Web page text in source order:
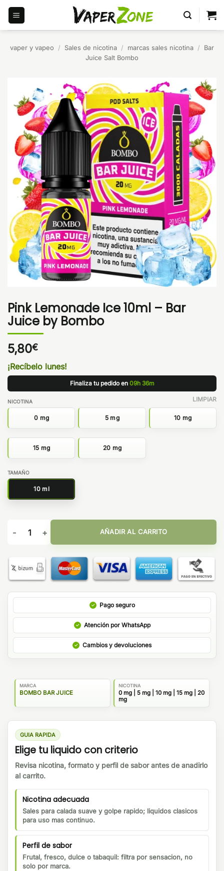
Saltar
contenido
vaper y vapeo / Sales de nicotina / marcas sales nicotina /
Bar
Juice Salt Bombo
Pink Lemonade Ice 10ml – Bar
Juice by Bombo
5,80€
¡Recíbelo lunes!
Finaliza tu pedido en 09h 36m
NICOTINA
0 mg 5 mg 10 mg
15 mg 20 mg
TAMAÑO
10 ml
LIMPIAR
Pink Lemonade Ice 10ml - Bar Juice by Bombo cantidad
AÑADIR AL CARRITO
Pago seguro
Atención por WhatsApp
Cambios y devoluciones
MARCA
BOMBO BAR JUICE
NICOTINA
0 mg | 5 mg | 10 mg | 15 mg | 20
mg
GUIA RAPIDA
Elige tu liquido con criterio
Revisa nicotina, formato y perfil de sabor antes de anadirlo
al carrito.
Nicotina adecuada
Sales para calada suave y golpe rapido; liquidos clasicos
para uso mas continuo.
Perfil de sabor
Frutal, fresco, dulce o tabaquil: filtra por sensacion, no
solo por marca.